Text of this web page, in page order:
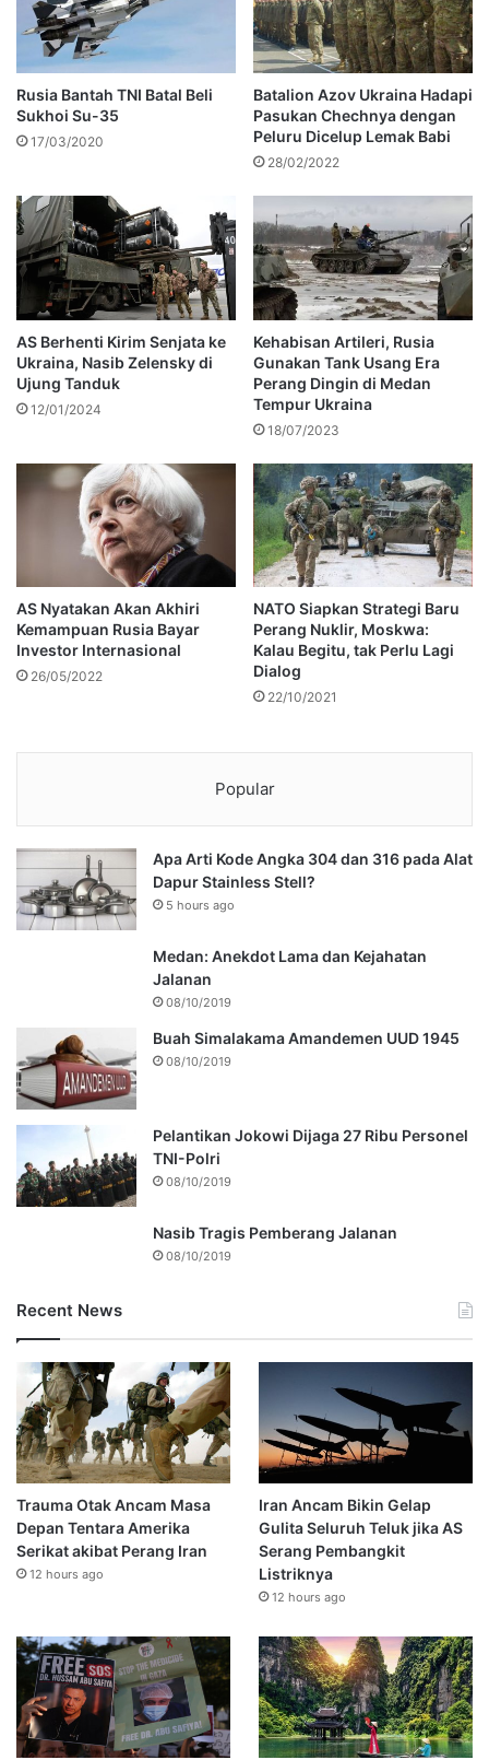
Rusia Bantah TNI Batal Beli
Sukhoi Su-35
17/03/2020
Batalion Azov Ukraina Hadapi
Pasukan Chechnya dengan
Peluru Dicelup Lemak Babi
28/02/2022
AS Berhenti Kirim Senjata ke
Ukraina, Nasib Zelensky di
Ujung Tanduk
12/01/2024
Kehabisan Artileri, Rusia
Gunakan Tank Usang Era
Perang Dingin di Medan
Tempur Ukraina
18/07/2023
AS Nyatakan Akan Akhiri
Kemampuan Rusia Bayar
Investor Internasional
26/05/2022
NATO Siapkan Strategi Baru
Perang Nuklir, Moskwa:
Kalau Begitu, tak Perlu Lagi
Dialog
22/10/2021
Popular
Apa Arti Kode Angka 304 dan 316 pada Alat
Dapur Stainless Stell?
5 hours ago
Medan: Anekdot Lama dan Kejahatan
Jalanan
08/10/2019
Buah Simalakama Amandemen UUD 1945
08/10/2019
Pelantikan Jokowi Dijaga 27 Ribu Personel
TNI-Polri
08/10/2019
Nasib Tragis Pemberang Jalanan
08/10/2019
Recent News
Trauma Otak Ancam Masa
Depan Tentara Amerika
Serikat akibat Perang Iran
12 hours ago
Iran Ancam Bikin Gelap
Gulita Seluruh Teluk jika AS
Serang Pembangkit
Listriknya
12 hours ago